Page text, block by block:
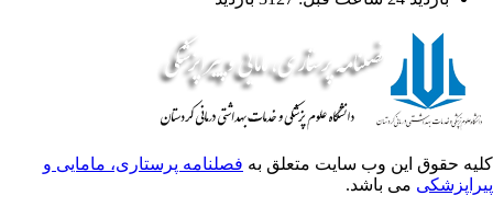
حقوق این وب سایت متعلق بهفصلنامه پرستاری، مامایی و
می باشد.